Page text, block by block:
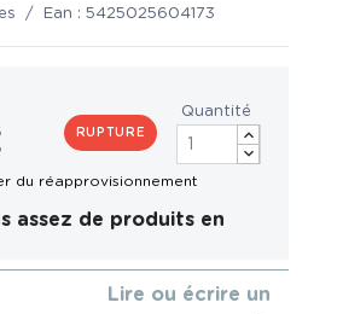
/ Ean : 5425025604173
RUPTURE
Quantité
assez de produits en
Lire ou écrire un